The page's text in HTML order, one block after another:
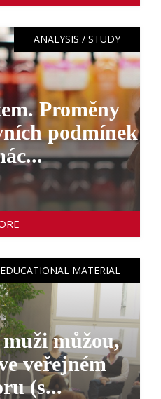
ANALYSIS / STUDY
Proměny
podmínek
MATERIAL
můžou,
veřejném
(s...